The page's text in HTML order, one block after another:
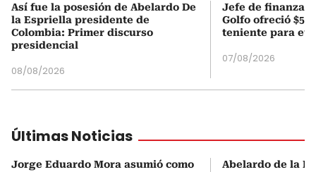
Así fue la posesión de Abelardo De
la Espriella presidente de
Colombia: Primer discurso
presidencial
08/08/2026
Jefe de finanzas
Golfo ofreció
teniente para
07/08/2026
Últimas Noticias
Jorge Eduardo Mora asumió como
Abelardo de la